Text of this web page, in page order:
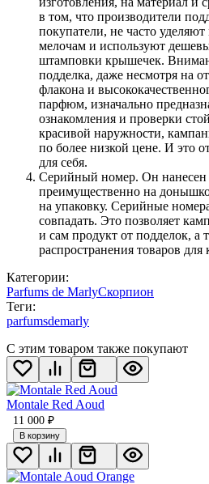
в том, что производители
покупатели, не часто
мелочам и используют
штамповки крышечек.
подделка, даже несмотря на
флакона и
парфюм, изначально
ознакомления и проверки
красивой наружности,
по более низкой цене. И это
для себя.
Серийный номер. Он нанесен
преимущественно на
на упаковку. Серийные
совпадать. Это позволяет
и сам продукт от подделок, а
распространения товаров
Категории:
Parfums de MarlyСкорпион
Теги:
parfumsdemarly
С этим товаром также покупают
Montale Red Aoud
11 000 ₽
В корзину